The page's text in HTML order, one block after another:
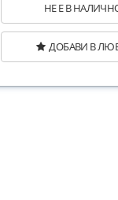
НЕ Е В
ДОБАВИ В